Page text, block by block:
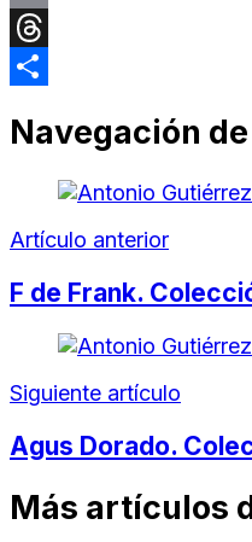
Email
Threads
Navegación
Artículo anterior
F de Frank.
Siguiente artículo
Agus Dorado.
Más artículos